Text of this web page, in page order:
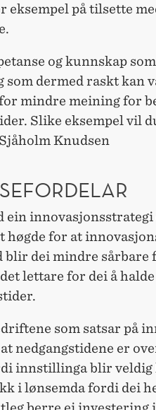
eksempel på tilsette
og kunnskap
som dermed raskt kan
mindre meining for
Slike eksempel vil
Knudsen
ein
for at
blir dei mindre sårbare
lettare for dei å
som satsar på
nedgangstidene er
innstillinga blir
i lønsemda fordi dei